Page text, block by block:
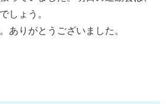
しょう。
ありがとうございました。